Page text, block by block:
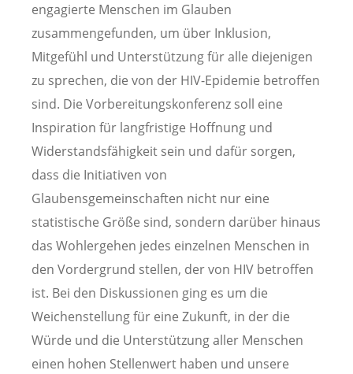
engagierte Menschen im Glauben
zusammengefunden, um über Inklusion,
Mitgefühl und Unterstützung für alle diejenigen
zu sprechen, die von der HIV-Epidemie betroffen
sind. Die Vorbereitungskonferenz soll eine
Inspiration für langfristige Hoffnung und
Widerstandsfähigkeit sein und dafür sorgen,
dass die Initiativen von
Glaubensgemeinschaften nicht nur eine
statistische Größe sind, sondern darüber hinaus
das Wohlergehen jedes einzelnen Menschen in
den Vordergrund stellen, der von HIV betroffen
ist. Bei den Diskussionen ging es um die
Weichenstellung für eine Zukunft, in der die
Würde und die Unterstützung aller Menschen
einen hohen Stellenwert haben und unsere